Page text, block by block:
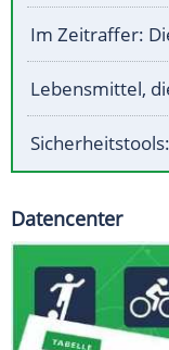
Im Zeitraffer:
Lebensmittel,
Datencenter